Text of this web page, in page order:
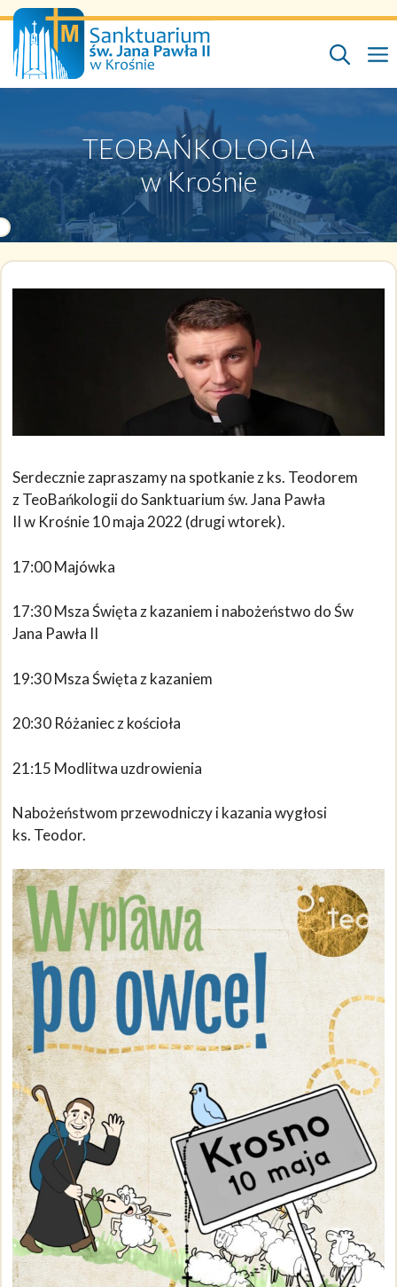
Przejdź
do
treści
TEOBAŃKOLOGIA
w Krośnie
Serdecznie zapraszamy na spotkanie z ks. Teodorem
z TeoBańkologii do Sanktuarium św. Jana Pawła
II w Krośnie 10 maja 2022 (drugi wtorek).
17:00 Majówka
17:30 Msza Święta z kazaniem i nabożeństwo do Św
Jana Pawła II
19:30 Msza Święta z kazaniem
20:30 Różaniec z kościoła
21:15 Modlitwa uzdrowienia
Nabożeństwom przewodniczy i kazania wygłosi
ks. Teodor.